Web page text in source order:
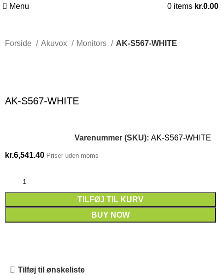
Menu 0 items kr.0.00
Forside Akuvox Monitors AK-S567-WHITE
AK-S567-WHITE
Varenummer (SKU): AK-S567-WHITE
kr.6,541.40 Priser uden moms
TILFØJ TIL KURV
BUY NOW
Tilføj til ønskeliste